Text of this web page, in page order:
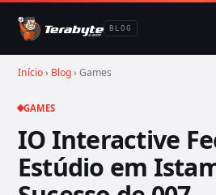
BLOG
Início› Blog› Games
GAMES
IO Interactive
Estúdio em